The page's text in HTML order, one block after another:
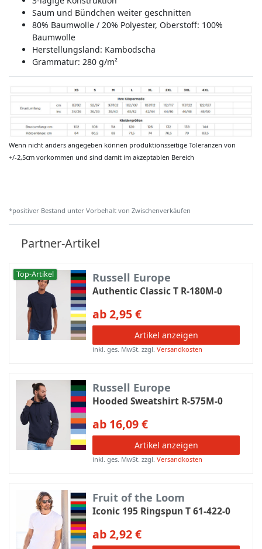
Saum und Bündchen weiter geschnitten
80% Baumwolle / 20% Polyester, Oberstoff: 100%
Baumwolle
Herstellungsland: Kambodscha
Grammatur: 280 g/m²
Wenn nicht anders angegeben können produktionsseitige Toleranzen von
+/-2,5cm vorkommen und sind damit im akzeptablen Bereich
*positiver Bestand unter Vorbehalt von Zwischenverkäufen
Partner-Artikel
Top-Artikel Russell Europe
Authentic Classic T R-180M-0
ab 2,95 €
Artikel anzeigen
inkl. ges. MwSt. zzgl.Versandkosten
Russell Europe
Hooded Sweatshirt R-575M-0
ab 16,09 €
Artikel anzeigen
inkl. ges. MwSt. zzgl.Versandkosten
Fruit of the Loom
Iconic 195 Ringspun T 61-422-0
ab 2,92 €